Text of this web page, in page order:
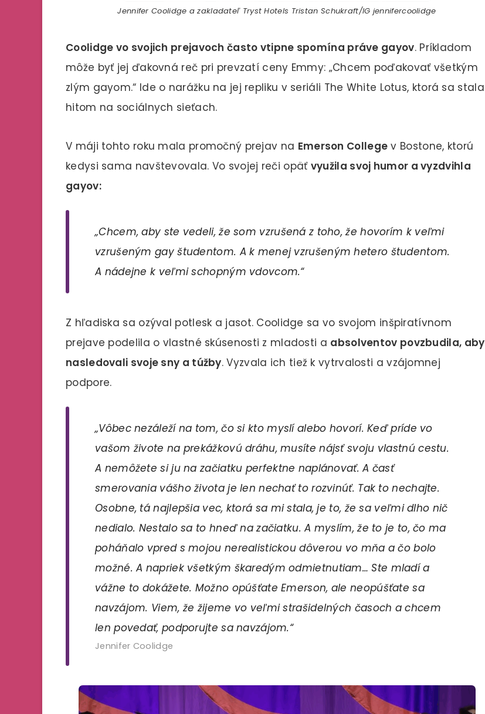
Jennifer Coolidge a zakladateľ Tryst Hotels Tristan Schukraft/IG jennifercoolidge
Coolidge vo svojich prejavoch často vtipne spomína práve gayov. Príkladom
môže byť jej ďakovná reč pri prevzatí ceny Emmy: „Chcem poďakovať všetkým
zlým gayom.“ Ide o narážku na jej repliku v seriáli The White Lotus, ktorá sa stala
hitom na sociálnych sieťach.
V máji tohto roku mala promočný prejav na Emerson College v Bostone, ktorú
kedysi sama navštevovala. Vo svojej reči opäť využila svoj humor a vyzdvihla
gayov:
„Chcem, aby ste vedeli, že som vzrušená z toho, že hovorím k veľmi
vzrušeným gay študentom. A k menej vzrušeným hetero študentom.
A nádejne k veľmi schopným vdovcom.“
Z hľadiska sa ozýval potlesk a jasot. Coolidge sa vo svojom inšpiratívnom
prejave podelila o vlastné skúsenosti z mladosti a absolventov povzbudila, aby
nasledovali svoje sny a túžby. Vyzvala ich tiež k vytrvalosti a vzájomnej
podpore.
„Vôbec nezáleží na tom, čo si kto myslí alebo hovorí. Keď príde vo
vašom živote na prekážkovú dráhu, musíte nájsť svoju vlastnú cestu.
A nemôžete si ju na začiatku perfektne naplánovať. A časť
smerovania vášho života je len nechať to rozvinúť. Tak to nechajte.
Osobne, tá najlepšia vec, ktorá sa mi stala, je to, že sa veľmi dlho nič
nedialo. Nestalo sa to hneď na začiatku. A myslím, že to je to, čo ma
poháňalo vpred s mojou nerealistickou dôverou vo mňa a čo bolo
možné. A napriek všetkým škaredým odmietnutiam… Ste mladí a
vážne to dokážete. Možno opúšťate Emerson, ale neopúšťate sa
navzájom. Viem, že žijeme vo veľmi strašidelných časoch a chcem
len povedať, podporujte sa navzájom.“
Jennifer Coolidge